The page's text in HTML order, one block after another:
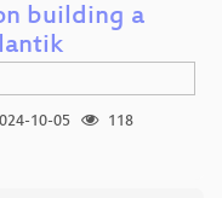
building a
10-05
118